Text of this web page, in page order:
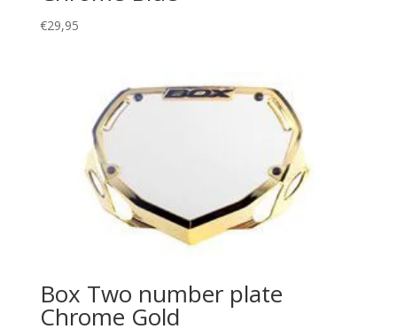
€29,95
Box Two number plate
Chrome Gold